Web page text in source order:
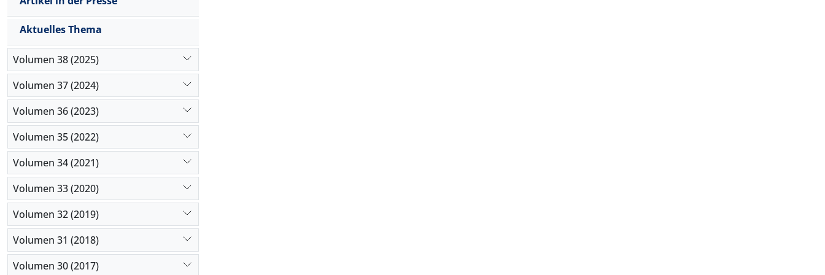
Aktuelles Thema
Volumen 38 (2025)
Volumen 37 (2024)
Volumen 36 (2023)
Volumen 35 (2022)
Volumen 34 (2021)
Volumen 33 (2020)
Volumen 32 (2019)
Volumen 31 (2018)
Volumen 30 (2017)